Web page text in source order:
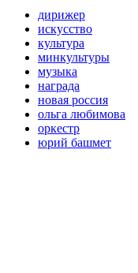
дирижер
искусство
культура
минкультуры
музыка
награда
новая россия
ольга любимова
оркестр
юрий башмет